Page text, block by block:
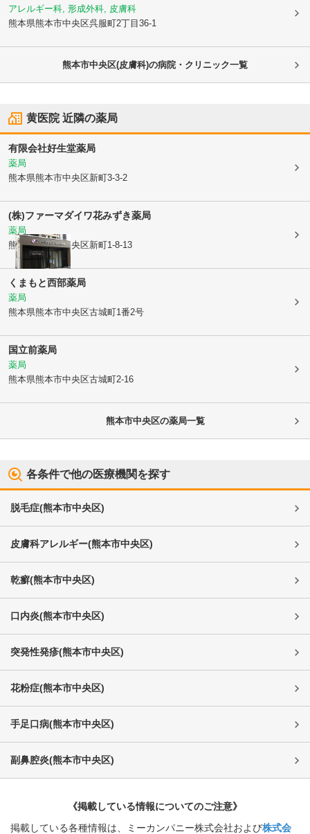
アレルギー科, 形成外科, 皮膚科
熊本県熊本市中央区呉服町2丁目36-1
熊本市中央区(皮膚科)の病院・クリニック一覧
黄医院近隣の薬局
有限会社好生堂薬局
薬局
熊本県熊本市中央区新町3-3-2
(株)ファーマダイワ花みずき薬局
薬局
熊本県熊本市中央区新町1-8-13
くまもと西部薬局
薬局
熊本県熊本市中央区古城町1番2号
国立前薬局
薬局
熊本県熊本市中央区古城町2-16
熊本市中央区の薬局一覧
各条件で他の医療機関を探す
脱毛症(熊本市中央区)
皮膚科アレルギー(熊本市中央区)
乾癬(熊本市中央区)
口内炎(熊本市中央区)
突発性発疹(熊本市中央区)
花粉症(熊本市中央区)
手足口病(熊本市中央区)
副鼻腔炎(熊本市中央区)
《掲載している情報についてのご注意》
掲載している各種情報は、ミーカンパニー株式会社および株式会